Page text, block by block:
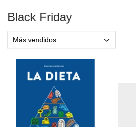
Black Friday